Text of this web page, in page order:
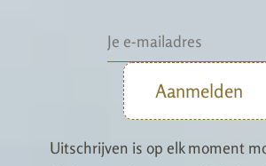
Aanmelden
Uitschrijven is op elk moment